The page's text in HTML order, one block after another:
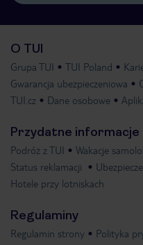
O TUI
Grupa TUI TUI Poland
Gwarancja ubezpieczeniowa
TUI.cz
Dane osobowe
Przydatne informacje
Podróż z TUI Wakacje
Status reklamacji
Hotele przy lotniskach
Regulaminy
Regulamin strony Polityka